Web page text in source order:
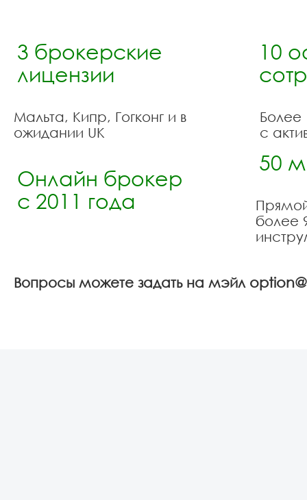
3 брокерские
лицензии
Мальта, Кипр, Гогконг и в
ожидании UK
10
с
Онлайн брокер
с 2011 года
50
более
Вопросы можете задать на мэйл